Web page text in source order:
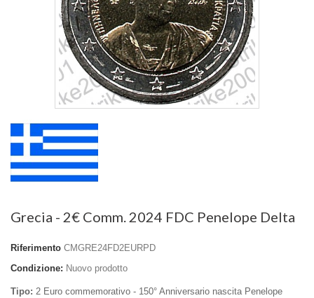
Grecia - 2€ Comm. 2024 FDC Penelope Delta
Riferimento CMGRE24FD2EURPD
Condizione: Nuovo prodotto
Tipo: 2 Euro commemorativo - 150° Anniversario nascita Penelope